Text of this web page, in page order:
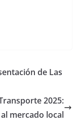
de Las
2025:
mercado local